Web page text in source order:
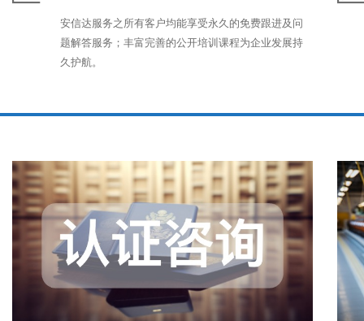
安信达服务之所有客户均能享受永久的免费跟进及问
题解答服务；丰富完善的公开培训课程为企业发展持
久护航。